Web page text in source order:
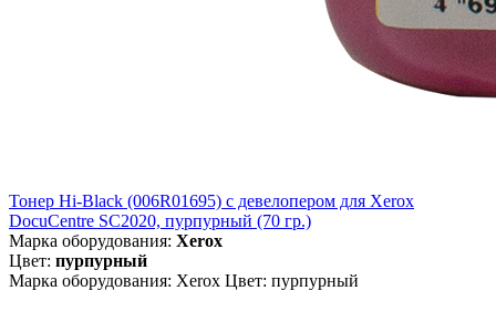
Тонер Hi-Black (006R01695) c девелопером для Xerox
DocuCentre SC2020, пурпурный (70 гр.)
Марка оборудования: Xerox
Цвет: пурпурный
Марка оборудования: Xerox Цвет: пурпурный